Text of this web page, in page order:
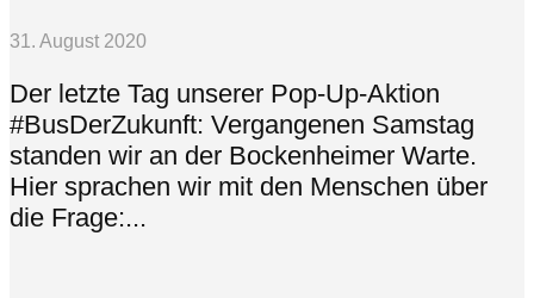
31. August 2020
Der letzte Tag unserer Pop-Up-Aktion
#BusDerZukunft: Vergangenen Samstag
standen wir an der Bockenheimer Warte.
Hier sprachen wir mit den Menschen über
die Frage:...